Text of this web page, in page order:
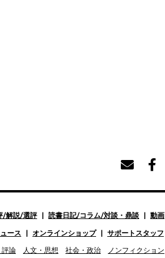
/解説/選評 読書日記/コラム/対談・鼎談 動画
ース オンラインショップ サポートスタッフ
評論 人文・思想 社会・政治 ノンフィクション